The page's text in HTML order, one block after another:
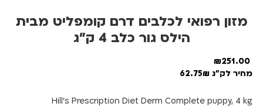
מזון רפואי לכלבים דרם קומפליט מבית
הילס גור כלב 4 ק”ג
251.00
₪
מחיר לק"ג 62.75₪
Hill’s Prescription Diet Derm Complete puppy, 4 kg